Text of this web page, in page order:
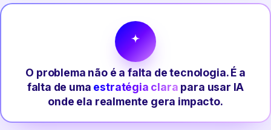
O problema não é a falta de tecnologia. É a
falta de uma estratégia clara para usar IA
onde ela realmente gera impacto.